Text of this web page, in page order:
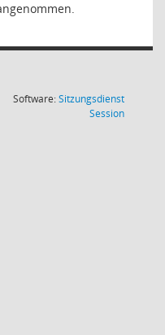
Software:Sitzungsdienst
Session(Wird in